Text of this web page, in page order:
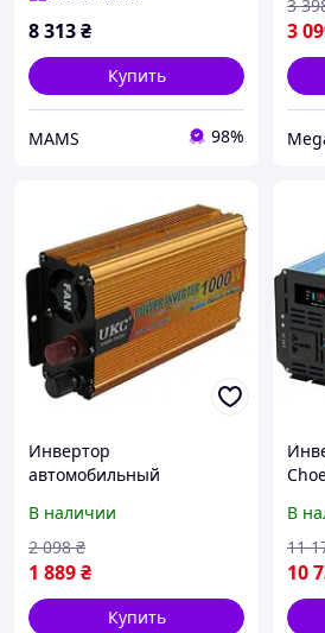
8 313₴
Купить
MAMS 98%
3
3
Инвертор
автомобильный
12-220В 1000Вт UKC SSK-
1000W
В наличии
1 889₴
2 098 ₴
Купить
ИБП
В
10
11